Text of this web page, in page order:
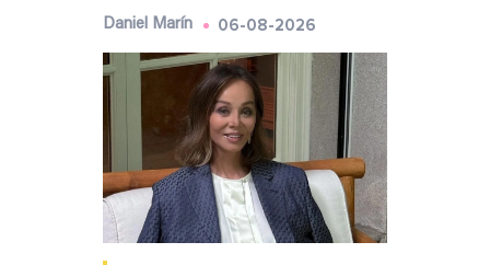
Daniel Marín 06-08-2026